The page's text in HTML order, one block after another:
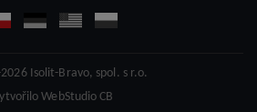
Isolit-Bravo, spol. s r.o.
WebStudio CB